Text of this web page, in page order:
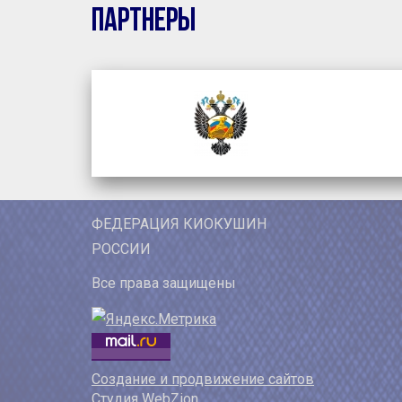
Партнеры
ФЕДЕРАЦИЯ КИОКУШИН
РОССИИ
Все права защищены
Создание и продвижение сайтов